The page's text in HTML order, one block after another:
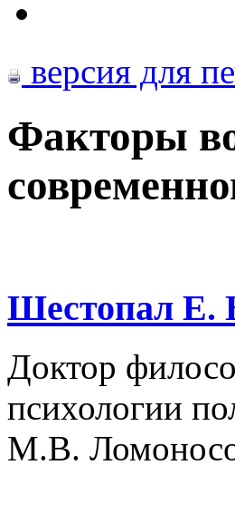
версия для
Факторы
Шестопал Е.
Доктор
психологии
М.В.